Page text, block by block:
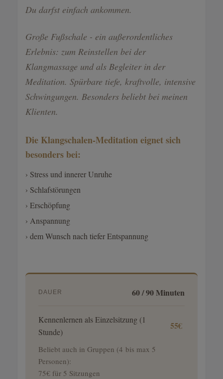
Du darfst einfach ankommen.
Große Fußschale - ein außerordentliches
Erlebnis: zum Reinstellen bei der
Klangmassage und als Begleiter in der
Meditation. Spürbare tiefe, kraftvolle, intensive
Schwingungen. Besonders beliebt bei meinen
Klienten.
Die Klangschalen-Meditation eignet sich
besonders bei:
› Stress und innerer Unruhe
› Schlafstörungen
› Erschöpfung
› Anspannung
› dem Wunsch nach tiefer Entspannung
DAUER 60 / 90 Minuten
Kennenlernen als Einzelsitzung (1
Stunde)
55€
Beliebt auch in Gruppen (4 bis max 5
Personen):
75€ für 5 Sitzungen